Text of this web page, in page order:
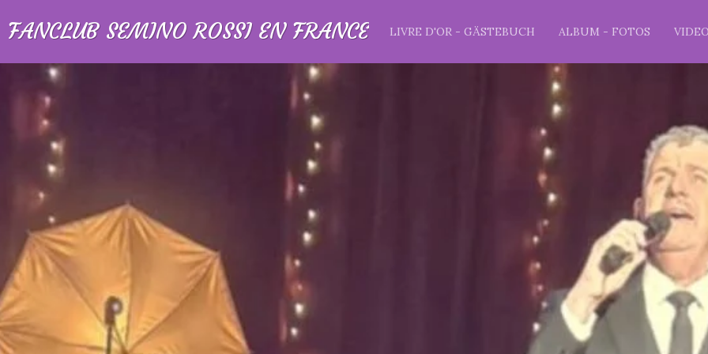
FANCLUB SEMINO ROSSI EN FRANCE LIVRE D'OR - GÄSTEBUCH ALBUM - FOTOS